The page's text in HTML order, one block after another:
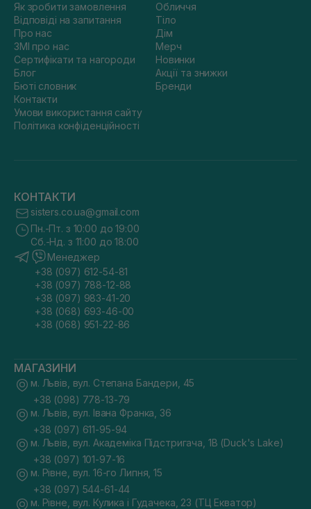
Як зробити замовлення
Відповіді на запитання
Про нас
ЗМІ про нас
Сертифікати та нагороди
Блог
Бюті словник
Контакти
Умови використання сайту
Політика конфіденційності
Обличчя
Тіло
Дім
Мерч
Новинки
Акції та знижки
Бренди
КОНТАКТИ
sisters.co.ua@gmail.com
Пн.-Пт. з 10:00 до 19:00
Сб.-Нд. з 11:00 до 18:00
Менеджер
+38 (097) 612-54-81
+38 (097) 788-12-88
+38 (097) 983-41-20
+38 (068) 693-46-00
+38 (068) 951-22-86
МАГАЗИНИ
м. Львів, вул. Степана Бандери, 45
+38 (098) 778-13-79
м. Львів, вул. Івана Франка, 36
+38 (097) 611-95-94
м. Львів, вул. Академіка Підстригача, 1В (Duck's Lake)
+38 (097) 101-97-16
м. Рівне, вул. 16-го Липня, 15
+38 (097) 544-61-44
м. Рівне, вул. Кулика і Гудачека, 23 (ТЦ Екватор)